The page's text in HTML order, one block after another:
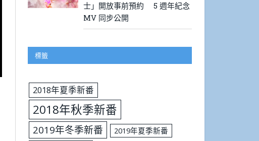
士」開放事前預約 5 週年紀念
MV 同步公開
標籤
2018年夏季新番
2018年秋季新番
2019年冬季新番
2019年夏季新番